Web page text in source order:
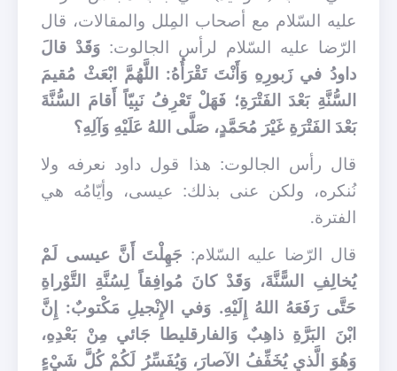
عليه السّلام مع أصحاب المِلل والمقالات، قال
الرّضا عليه السّلام لرأس الجالوت: وَقَدْ قالَ
داودُ في زَبورِهِ وَأَنْتَ تَقْرَأُهُ: اللَّهُمَّ ابْعَثْ مُقيمَ
السُّنَّةِ بَعْدَ الفَتْرَةِ؛ فَهَلْ تَعْرِفُ نَبِيّاً أَقامَ السُّنَّةَ
بَعْدَ الفَتْرَةِ غَيْرَ مُحَمَّدٍ، صَلَّى اللهُ عَلَيْهِ وَآلِهِ؟
قال رأس الجالوت: هذا قول داود نعرفه ولا
نُنكره، ولكن عنى بذلك: عيسى، وأيّامُه هي
الفترة.
قال الرّضا عليه السّلام: جَهِلْتَ أَنَّ عيسى لَمْ
يُخالِفِ السًّنَّةَ، وَقَدْ كانَ مُوافِقاً لِسُنَّةِ التَّوْراةِ
حَتَّى رَفَعَهُ اللهُ إِلَيْهِ. وَفي الإِنْجيلِ مَكْتوبٌ: إِنَّ
ابْنَ البَرَّةِ ذاهِبٌ وَالفارقليطا جَائي مِنْ بَعْدِهِ،
وَهُوَ الَّذي يُخَفِّفُ الآصارَ، وَيُفَسِّرُ لَكُمْ كُلَّ شَيْءٍ